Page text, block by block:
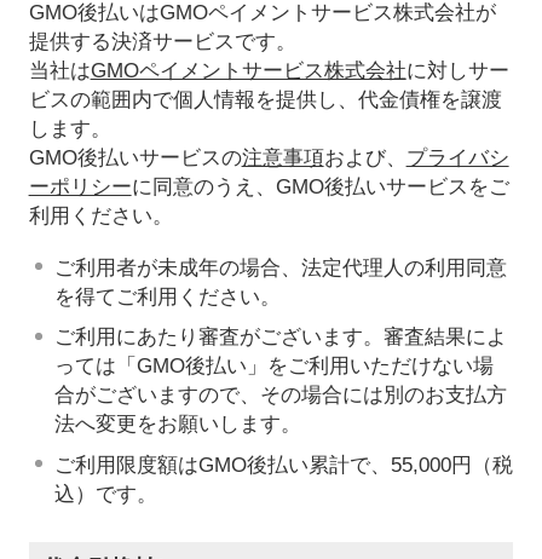
GMO後払いはGMOペイメントサービス株式会社が
提供する決済サービスです。
当社はGMOペイメントサービス株式会社に対しサー
ビスの範囲内で個人情報を提供し、代金債権を譲渡
します。
GMO後払いサービスの注意事項および、 プライバシ
ーポリシーに同意のうえ、GMO後払いサービスをご
利用ください。
ご利用者が未成年の場合、法定代理人の利用同意
を得てご利用ください。
ご利用にあたり審査がございます。審査結果によ
っては「GMO後払い」をご利用いただけない場
合がございますので、その場合には別のお支払方
法へ変更をお願いします。
ご利用限度額はGMO後払い累計で、55,000円（税
込）です。